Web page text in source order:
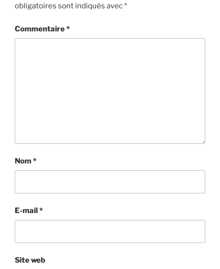
obligatoires sont indiqués avec*
Commentaire*
Nom*
E-mail*
Site web